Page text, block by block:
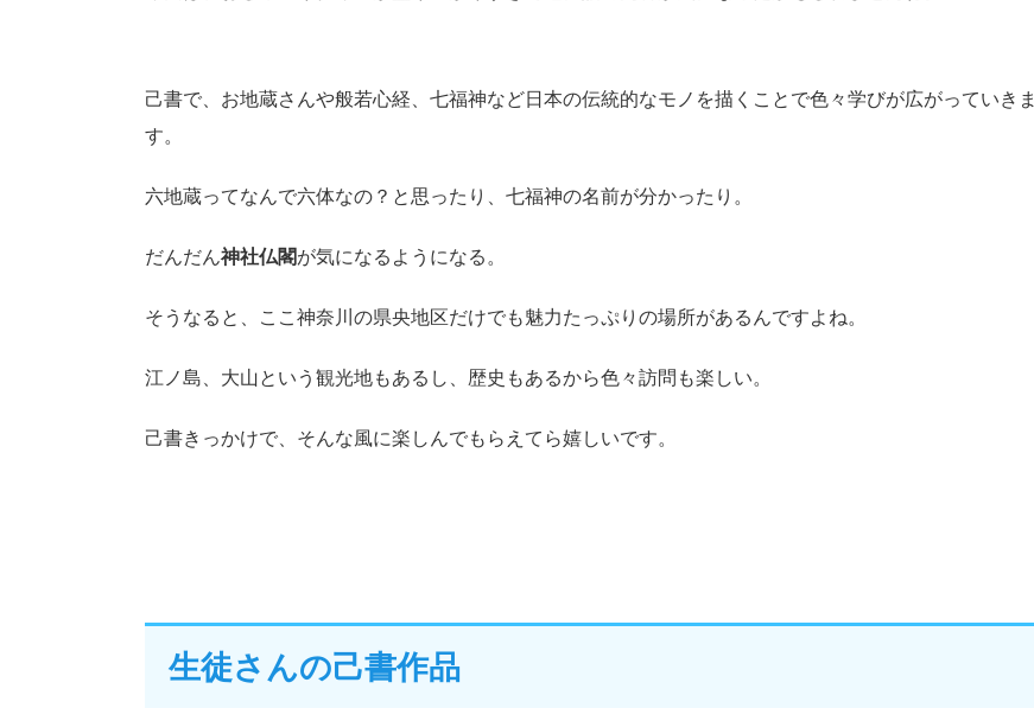
己書で、お地蔵さんや般若心経、七福神など日本の伝統的なモノを描くことで色々学びが広がっていきま
す。
六地蔵ってなんで六体なの？と思ったり、七福神の名前が分かったり。
だんだん神社仏閣が気になるようになる。
そうなると、ここ神奈川の県央地区だけでも魅力たっぷりの場所があるんですよね。
江ノ島、大山という観光地もあるし、歴史もあるから色々訪問も楽しい。
己書きっかけで、そんな風に楽しんでもらえてら嬉しいです。
生徒さんの己書作品